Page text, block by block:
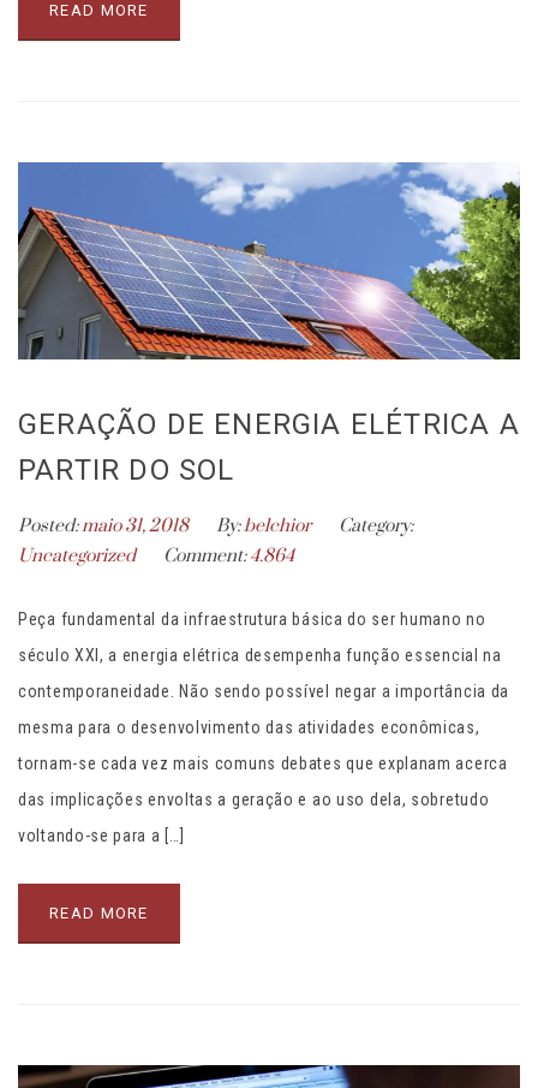
READ MORE
GERAÇÃO DE ENERGIA ELÉTRICA A
PARTIR DO SOL
Posted:maio 31, 2018 By:belchior
Category:
Uncategorized
Comment:4.864
Peça fundamental da infraestrutura básica do ser humano no
século XXI, a energia elétrica desempenha função essencial na
contemporaneidade. Não sendo possível negar a importância da
mesma para o desenvolvimento das atividades econômicas,
tornam-se cada vez mais comuns debates que explanam acerca
das implicações envoltas a geração e ao uso dela, sobretudo
voltando-se para a […]
READ MORE